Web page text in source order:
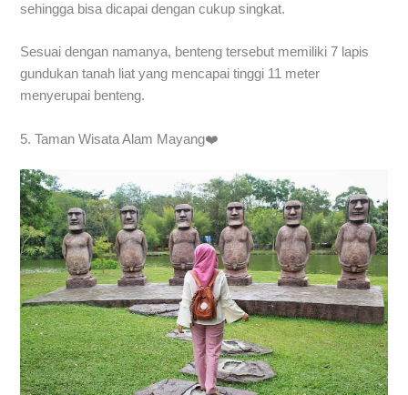
sehingga bisa dicapai dengan cukup singkat.
Sesuai dengan namanya, benteng tersebut memiliki 7 lapis
gundukan tanah liat yang mencapai tinggi 11 meter
menyerupai benteng.
5. Taman Wisata Alam Mayang❤️